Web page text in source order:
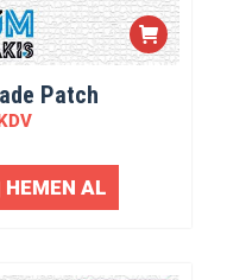
Patch
HEMEN AL